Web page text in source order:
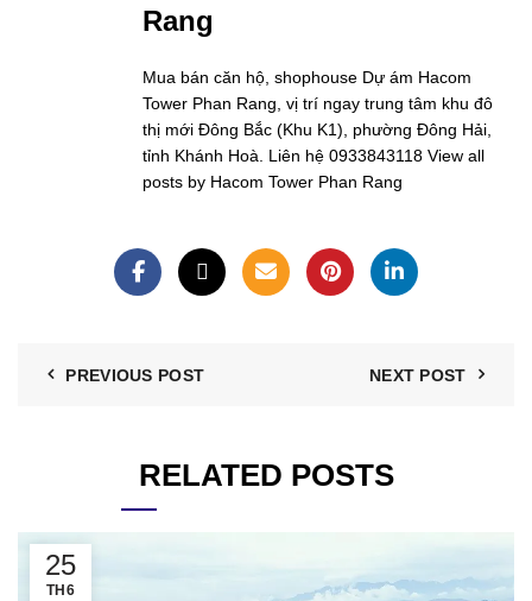
Rang
Mua bán căn hộ, shophouse Dự ám Hacom
Tower Phan Rang, vị trí ngay trung tâm khu đô
thị mới Đông Bắc (Khu K1), phường Đông Hải,
tỉnh Khánh Hoà. Liên hệ 0933843118 View all
posts by Hacom Tower Phan Rang
PREVIOUS POST NEXT POST
RELATED POSTS
25
TH6